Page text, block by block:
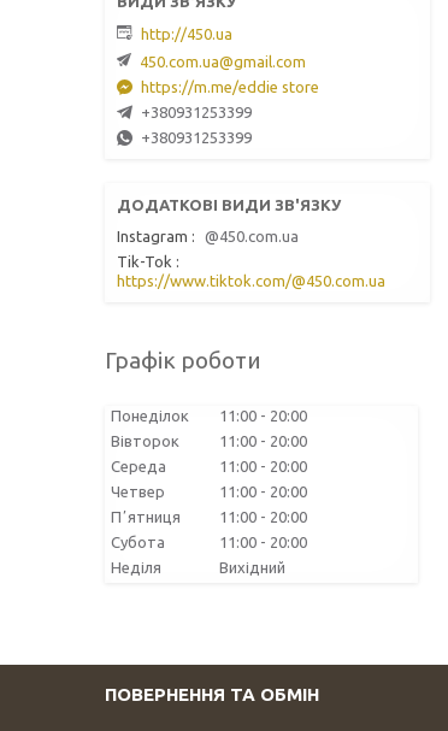
http://450.ua
450.com.ua@gmail.com
https://m.me/eddie store
+380931253399
+380931253399
Instagram
@450.com.ua
Tik-Tok
https://www.tiktok.com/@450.com.ua
Графік роботи
Понеділок 11:00
20:00
Вівторок
11:00
20:00
Середа
11:00
20:00
Четвер
11:00
20:00
Пʼятниця
11:00
20:00
Субота
11:00
20:00
Неділя
Вихідний
ПОВЕРНЕННЯ ТА ОБМІН